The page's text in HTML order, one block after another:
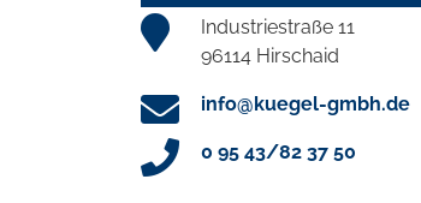
Industriestraße 11
96114 Hirschaid
info@kuegel-gmbh.de
0 95 43/82 37 50